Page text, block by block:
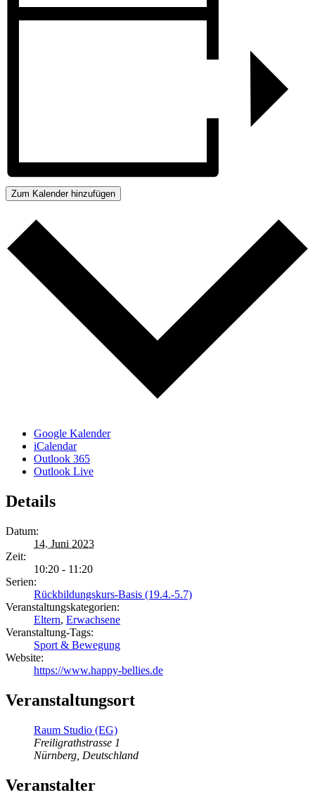
Zum Kalender hinzufügen
Google Kalender
iCalendar
Outlook 365
Outlook Live
Details
Datum:
14. Juni 2023
Zeit:
10:20 - 11:20
Serien:
Rückbildungskurs-Basis (19.4.-5.7)
Veranstaltungskategorien:
Eltern, Erwachsene
Veranstaltung-Tags:
Sport & Bewegung
Website:
https://www.happy-bellies.de
Veranstaltungsort
Raum Studio (EG)
Freiligrathstrasse 1
Nürnberg Deutschland
Veranstalter